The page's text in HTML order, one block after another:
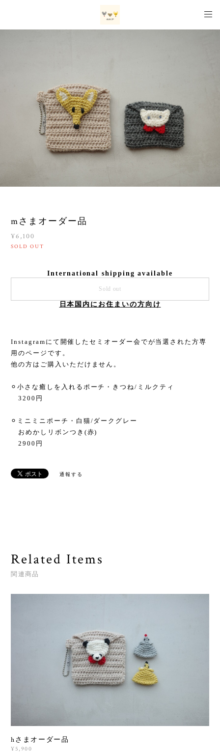
mさまオーダー品
¥6,100
SOLD OUT
International shipping available
Sold out
日本国内にお住まいの方向け
Instagramにて開催したセミオーダー会でが当選された方専
用のページです。
他の方はご購入いただけません。
⚪︎小さな癒しを入れるポーチ・きつね/ミルクティ
3200円
⚪︎ミニミニポーチ・白猫/ダークグレー
おめかしリボンつき(赤)
2900円
通報する
Related Items
関連商品
hさまオーダー品
¥5,900